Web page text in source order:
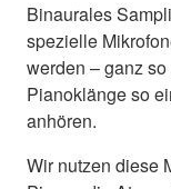
Binaurales
spezielle
werden – ganz
Pianoklänge so
anhören.
Wir nutzen diese